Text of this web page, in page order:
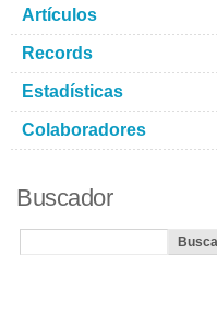
Artículos
Records
Estadísticas
Colaboradores
Buscador